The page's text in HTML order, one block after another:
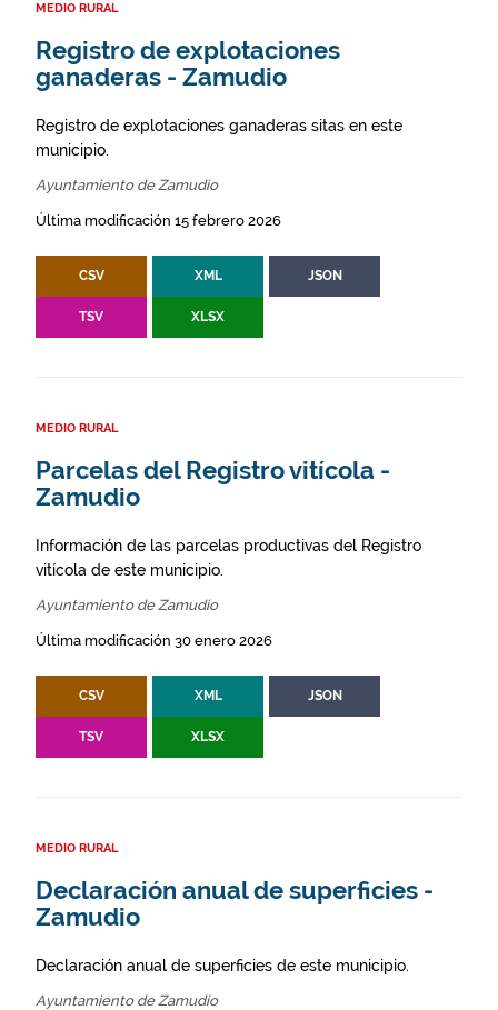
MEDIO RURAL
Registro de explotaciones
ganaderas - Zamudio
Registro de explotaciones ganaderas sitas en este
municipio.
Ayuntamiento de Zamudio
Última modificación 15 febrero 2026
CSV XML JSON
TSV XLSX
MEDIO RURAL
Parcelas del Registro vitícola -
Zamudio
Información de las parcelas productivas del Registro
vitícola de este municipio.
Ayuntamiento de Zamudio
Última modificación 30 enero 2026
CSV XML JSON
TSV XLSX
MEDIO RURAL
Declaración anual de superficies -
Zamudio
Declaración anual de superficies de este municipio.
Ayuntamiento de Zamudio